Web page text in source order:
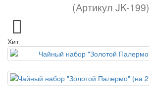
(Артикул JK-199)
Хит